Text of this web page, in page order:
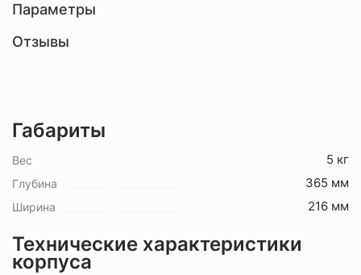
Параметры
Отзывы
Габариты
Вес 5 кг
Глубина 365 мм
Ширина 216 мм
Технические характеристики
корпуса